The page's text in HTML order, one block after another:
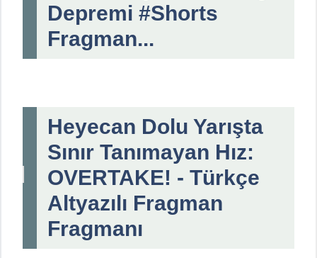
Depremi #Shorts
Fragman...
Heyecan Dolu Yarışta
Sınır Tanımayan Hız:
OVERTAKE! - Türkçe
Altyazılı Fragman
Fragmanı